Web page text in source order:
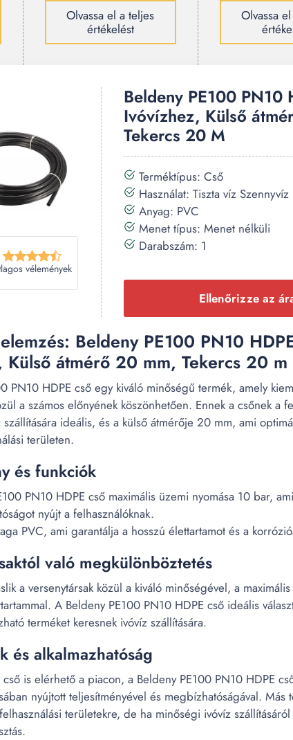
Olvassa el a teljes
értékelést
Olvassa
vélemények
Beldeny PE100 PN10
Ivóvízhez, Külső
Tekercs 20 M
Terméktípus: Cső
Használat: Tiszta víz Szennyvíz
Anyag: PVC
Menet típus: Menet nélküli
Darabszám: 1
Ellenőrizze az
Beldeny PE100 PN10
átmérő 20 mm, Tekercs 20 m
PN10 HDPE cső egy kiváló minőségű termék, amely
a számos előnyének köszönhetően. Ennek a csőnek a
ideális, és a külső átmérője 20 mm, ami
területen.
és funkciók
PN10 HDPE cső maximális üzemi nyomása 10 bar,
nyújt a felhasználóknak.
PVC, ami garantálja a hosszú élettartamot és a
való megkülönböztetés
a versenytársak közül a kiváló minőségével, a
A Beldeny PE100 PN10 HDPE cső ideális
terméket keresnek ivóvíz szállítására.
és alkalmazhatóság
cső is elérhető a piacon, a Beldeny PE100 PN10 HDPE
nyújtott teljesítményével és megbízhatóságával. Más
területekre, de ha minőségi ivóvíz